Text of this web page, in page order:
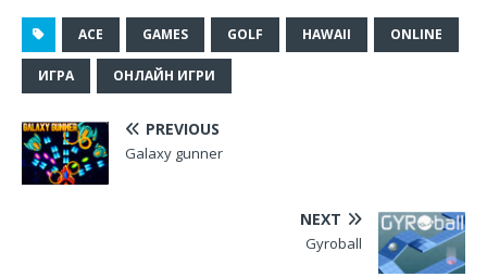
ACE GAMES GOLF HAWAII ONLINE
ИГРА ОНЛАЙН ИГРИ
PREVIOUS
Galaxy gunner
NEXT
Gyroball